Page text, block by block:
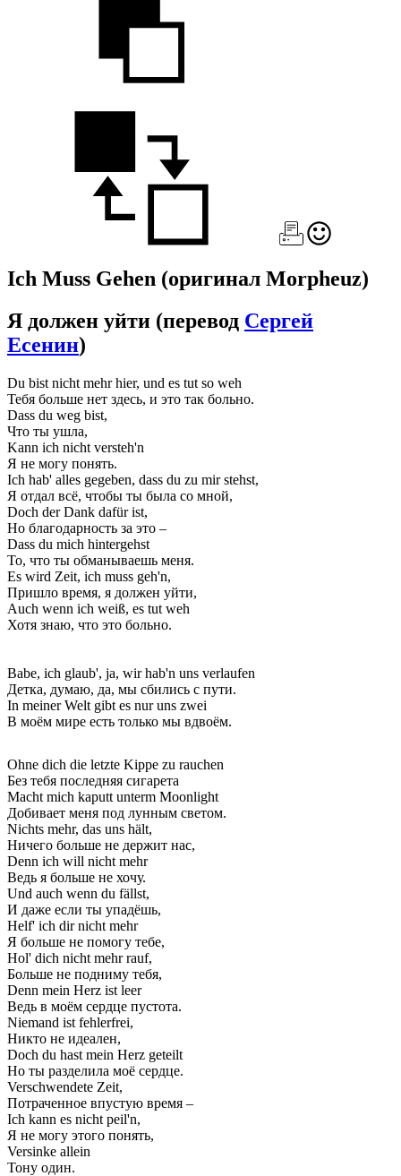
Ich Muss Gehen (оригинал Morpheuz)
Я должен уйти (перевод Сергей
Есенин)
Du bist nicht mehr hier, und es tut so weh
Тебя больше нет здесь, и это так больно.
Dass du weg bist,
Что ты ушла,
Kann ich nicht versteh'n
Я не могу понять.
Ich hab' alles gegeben, dass du zu mir stehst,
Я отдал всё, чтобы ты была со мной,
Doch der Dank dafür ist,
Но благодарность за это –
Dass du mich hintergehst
То, что ты обманываешь меня.
Es wird Zeit, ich muss geh'n,
Пришло время, я должен уйти,
Auch wenn ich weiß, es tut weh
Хотя знаю, что это больно.
Babe, ich glaub', ja, wir hab'n uns verlaufen
Детка, думаю, да, мы сбились с пути.
In meiner Welt gibt es nur uns zwei
В моём мире есть только мы вдвоём.
Ohne dich die letzte Kippe zu rauchen
Без тебя последняя сигарета
Macht mich kaputt unterm Moonlight
Добивает меня под лунным светом.
Nichts mehr, das uns hält,
Ничего больше не держит нас,
Denn ich will nicht mehr
Ведь я больше не хочу.
Und auch wenn du fällst,
И даже если ты упадёшь,
Helf' ich dir nicht mehr
Я больше не помогу тебе,
Hol' dich nicht mehr rauf,
Больше не подниму тебя,
Denn mein Herz ist leer
Ведь в моём сердце пустота.
Niemand ist fehlerfrei,
Никто не идеален,
Doch du hast mein Herz geteilt
Но ты разделила моё сердце.
Verschwendete Zeit,
Потраченное впустую время –
Ich kann es nicht peil'n,
Я не могу этого понять,
Versinke allein
Тону один.